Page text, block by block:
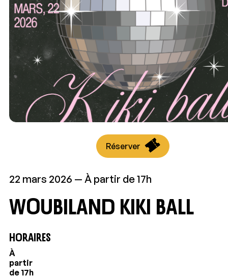
22 mars 2026 À partir de 17h
WOUBILAND KIKI BALL
HORAIRES
À
partir
de 17h
Réserver